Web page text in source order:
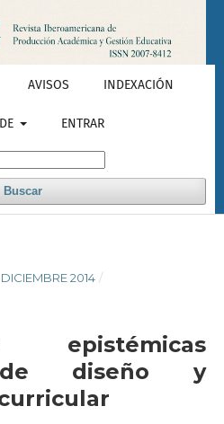
AVISOS INDEXACIÓN
ENTRAR
Buscar
2014 /
epistémicas
de diseño y